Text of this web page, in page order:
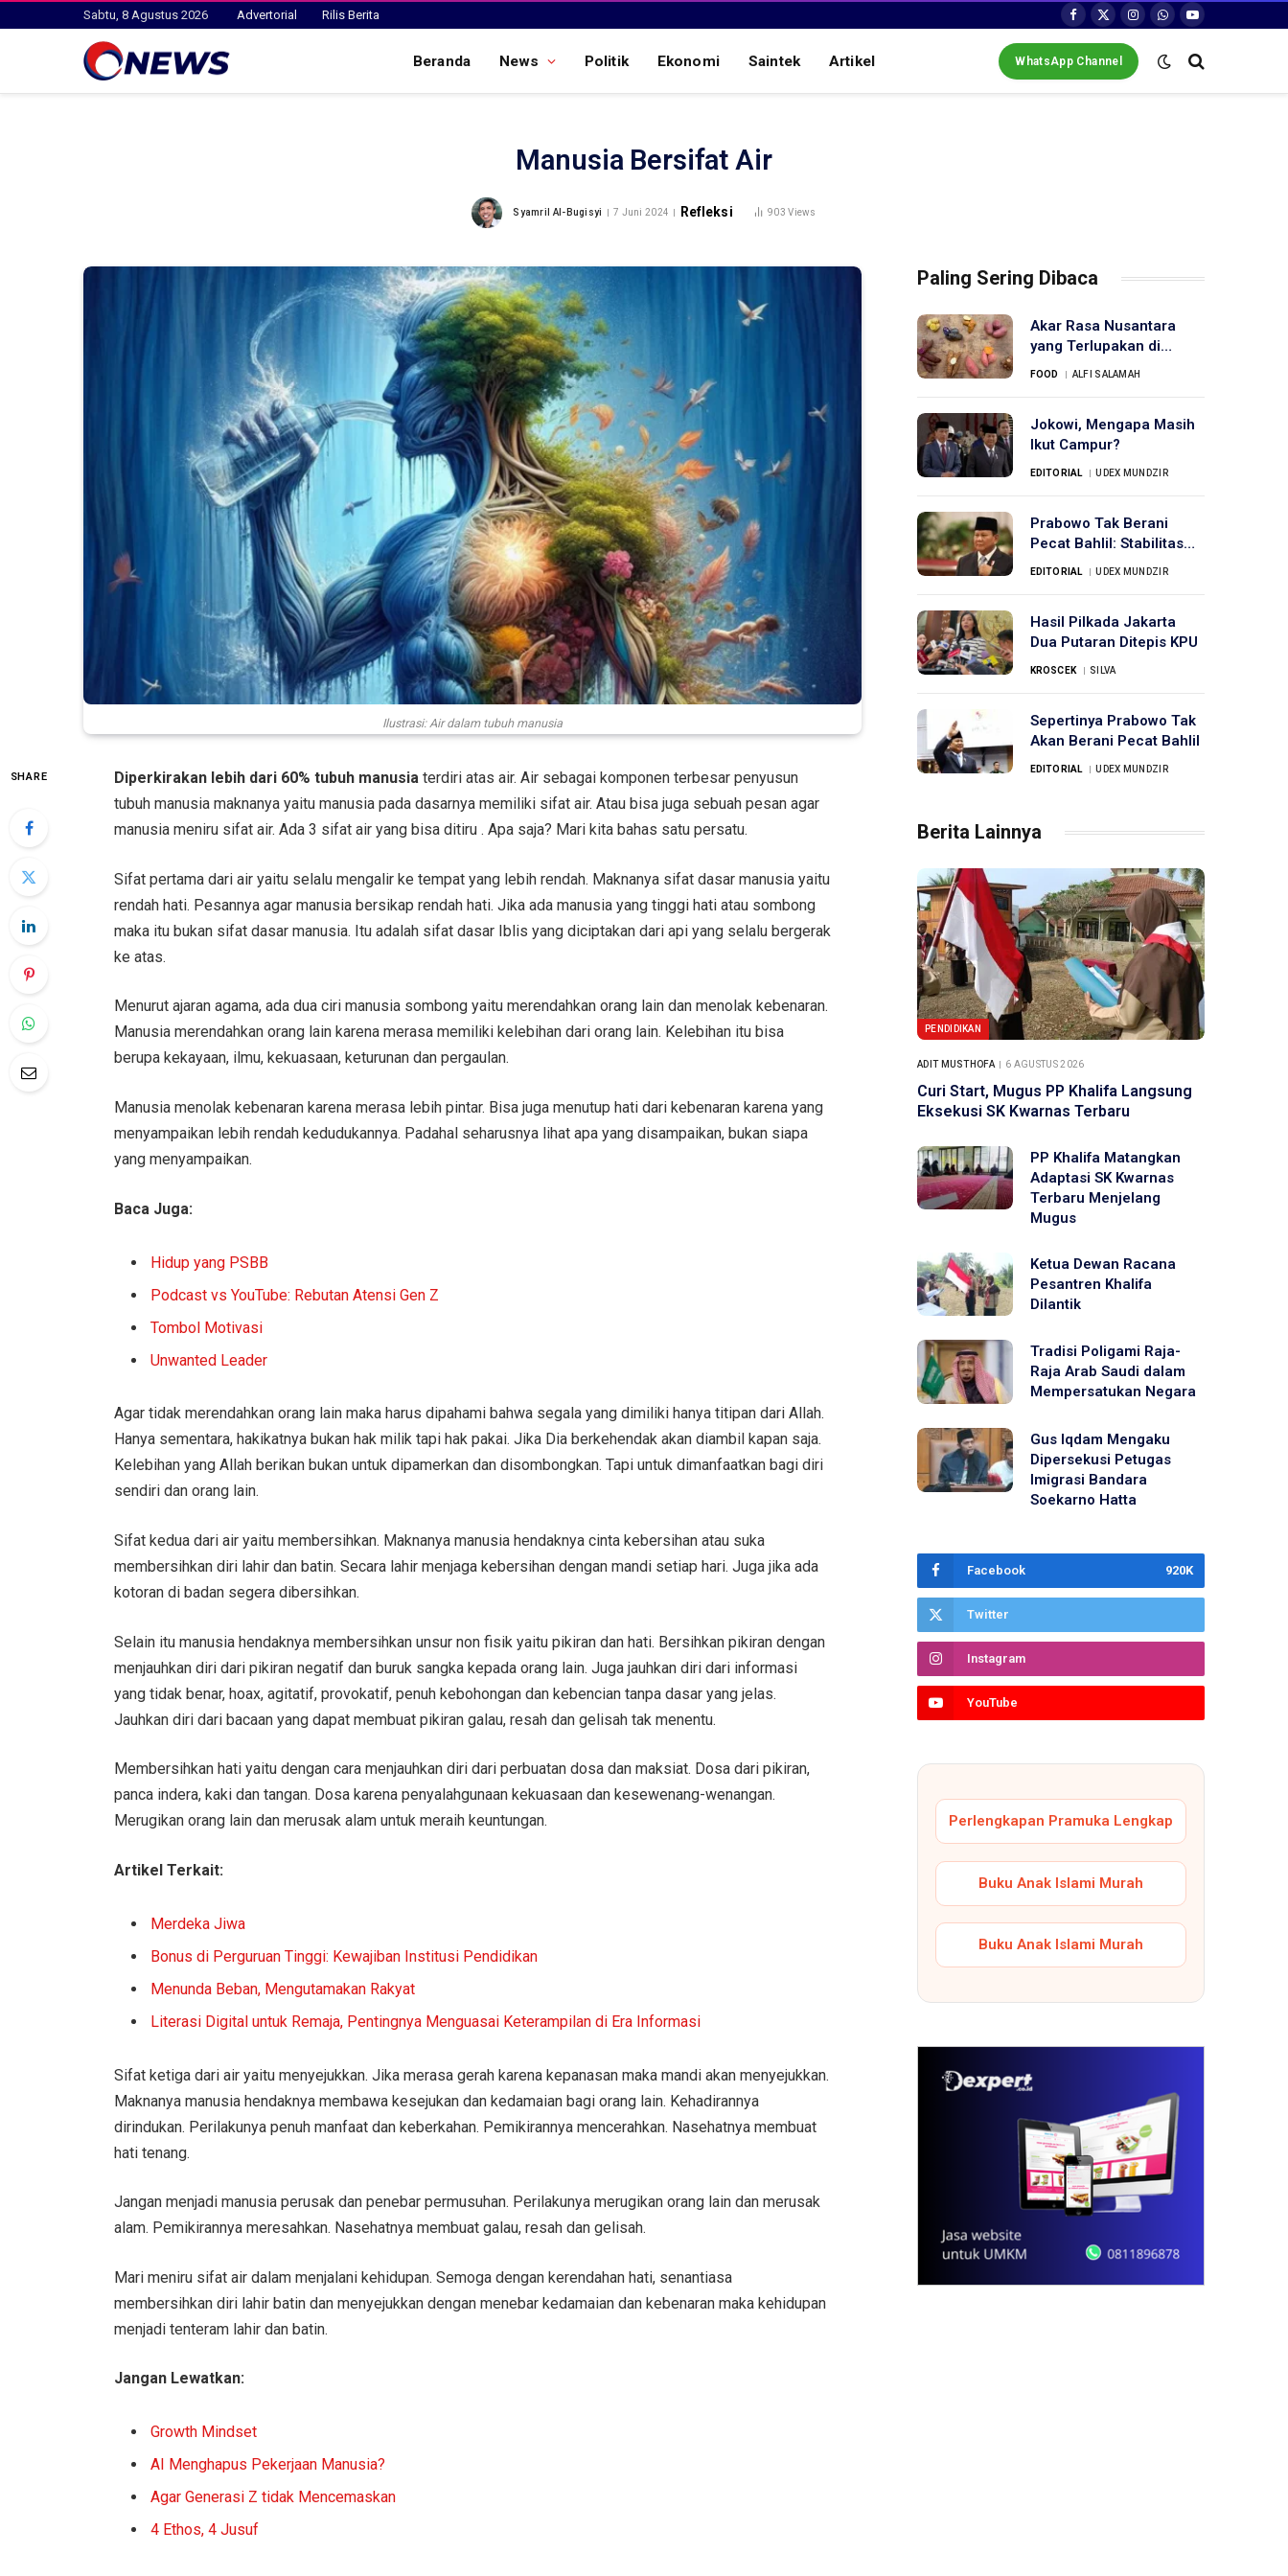
Sabtu, 8 Agustus 2026 Advertorial Rilis Berita
Facebook
X
(Twitter)
Instagram
WhatsApp
YouTube
Beranda News Politik Ekonomi Saintek Artikel WhatsApp Channel
Manusia Bersifat Air
Syamril Al-Bugisyi 7 Juni 2024 Refleksi 903Views
Ilustrasi: Air dalam tubuh manusia
SHARE Diperkirakan lebih dari 60% tubuh manusiaterdiri atas air. Air sebagai komponen terbesar penyusun
tubuh manusia maknanya yaitu manusia pada dasarnya memiliki sifat air. Atau bisa juga sebuah pesan agar
manusia meniru sifat air. Ada 3 sifat air yang bisa ditiru . Apa saja? Mari kita bahas satu persatu.
Sifat pertama dari air yaitu selalu mengalir ke tempat yang lebih rendah. Maknanya sifat dasar manusia yaitu
rendah hati. Pesannya agar manusia bersikap rendah hati. Jika ada manusia yang tinggi hati atau sombong
maka itu bukan sifat dasar manusia. Itu adalah sifat dasar Iblis yang diciptakan dari api yang selalu bergerak
ke atas.
Menurut ajaran agama, ada dua ciri manusia sombong yaitu merendahkan orang lain dan menolak kebenaran.
Manusia merendahkan orang lain karena merasa memiliki kelebihan dari orang lain. Kelebihan itu bisa
berupa kekayaan, ilmu, kekuasaan, keturunan dan pergaulan.
Manusia menolak kebenaran karena merasa lebih pintar. Bisa juga menutup hati dari kebenaran karena yang
menyampaikan lebih rendah kedudukannya. Padahal seharusnya lihat apa yang disampaikan, bukan siapa
yang menyampaikan.
Baca Juga:
Hidup yang PSBB
Podcast vs YouTube: Rebutan Atensi Gen Z
Tombol Motivasi
Unwanted Leader
Agar tidak merendahkan orang lain maka harus dipahami bahwa segala yang dimiliki hanya titipan dari Allah.
Hanya sementara, hakikatnya bukan hak milik tapi hak pakai. Jika Dia berkehendak akan diambil kapan saja.
Kelebihan yang Allah berikan bukan untuk dipamerkan dan disombongkan. Tapi untuk dimanfaatkan bagi diri
sendiri dan orang lain.
Sifat kedua dari air yaitu membersihkan. Maknanya manusia hendaknya cinta kebersihan atau suka
membersihkan diri lahir dan batin. Secara lahir menjaga kebersihan dengan mandi setiap hari. Juga jika ada
kotoran di badan segera dibersihkan.
Selain itu manusia hendaknya membersihkan unsur non fisik yaitu pikiran dan hati. Bersihkan pikiran dengan
menjauhkan diri dari pikiran negatif dan buruk sangka kepada orang lain. Juga jauhkan diri dari informasi
yang tidak benar, hoax, agitatif, provokatif, penuh kebohongan dan kebencian tanpa dasar yang jelas.
Jauhkan diri dari bacaan yang dapat membuat pikiran galau, resah dan gelisah tak menentu.
Membersihkan hati yaitu dengan cara menjauhkan diri dari perbuatan dosa dan maksiat. Dosa dari pikiran,
panca indera, kaki dan tangan. Dosa karena penyalahgunaan kekuasaan dan kesewenang-wenangan.
Merugikan orang lain dan merusak alam untuk meraih keuntungan.
Artikel Terkait:
Merdeka Jiwa
Bonus di Perguruan Tinggi: Kewajiban Institusi Pendidikan
Menunda Beban, Mengutamakan Rakyat
Literasi Digital untuk Remaja, Pentingnya Menguasai Keterampilan di Era Informasi
Sifat ketiga dari air yaitu menyejukkan. Jika merasa gerah karena kepanasan maka mandi akan menyejukkan.
Maknanya manusia hendaknya membawa kesejukan dan kedamaian bagi orang lain. Kehadirannya
dirindukan. Perilakunya penuh manfaat dan keberkahan. Pemikirannya mencerahkan. Nasehatnya membuat
hati tenang.
Jangan menjadi manusia perusak dan penebar permusuhan. Perilakunya merugikan orang lain dan merusak
alam. Pemikirannya meresahkan. Nasehatnya membuat galau, resah dan gelisah.
Mari meniru sifat air dalam menjalani kehidupan. Semoga dengan kerendahan hati, senantiasa
membersihkan diri lahir batin dan menyejukkan dengan menebar kedamaian dan kebenaran maka kehidupan
menjadi tenteram lahir dan batin.
Jangan Lewatkan:
Growth Mindset
AI Menghapus Pekerjaan Manusia?
Agar Generasi Z tidak Mencemaskan
4 Ethos, 4 Jusuf
Paling Sering Dibaca
Akar Rasa Nusantara
yang Terlupakan di
Dapur Modern
FOOD ALFI SALAMAH
Jokowi, Mengapa Masih
Ikut Campur?
EDITORIAL UDEX MUNDZIR
Prabowo Tak Berani
Pecat Bahlil: Stabilitas
Koalisi Mengalahkan
EDITORIAL UDEX MUNDZIR
Hasil Pilkada Jakarta
Dua Putaran Ditepis KPU
KROSCEK SILVA
Sepertinya Prabowo Tak
Akan Berani Pecat Bahlil
EDITORIAL UDEX MUNDZIR
Berita Lainnya
PENDIDIKAN
ADIT MUSTHOFA 6 AGUSTUS 2026
Curi Start, Mugus PP Khalifa Langsung
Eksekusi SK Kwarnas Terbaru
PP Khalifa Matangkan
Adaptasi SK Kwarnas
Terbaru Menjelang
Mugus
Ketua Dewan Racana
Pesantren Khalifa
Dilantik
Tradisi Poligami Raja-
Raja Arab Saudi dalam
Mempersatukan Negara
Gus Iqdam Mengaku
Dipersekusi Petugas
Imigrasi Bandara
Soekarno Hatta
Facebook 920K
Twitter
Instagram
YouTube
Perlengkapan Pramuka Lengkap
Buku Anak Islami Murah
Buku Anak Islami Murah